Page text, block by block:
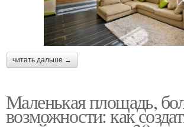
читать дальше →
Маленькая площадь,
возможности: как